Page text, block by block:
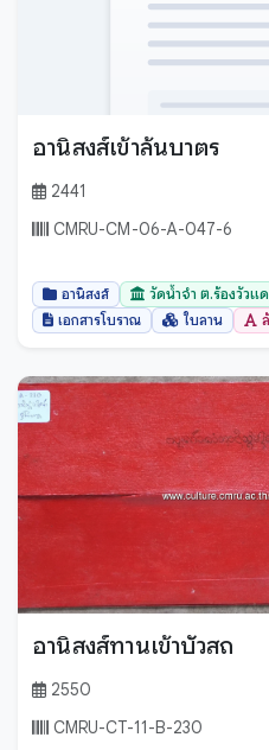
อานิสงส์เข้าล้นบาตร
2441
CMRU-CM-06-A-047-6
อานิสงส์
วัดน้ำจำ ต.ร้องวัวแ
เอกสารโบราณ
ใบลาน
อานิสงส์ทานเข้าบัวสถ
2550
CMRU-CT-11-B-230